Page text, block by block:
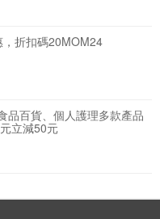
折扣碼20MOM24
品百貨、個人護理多款產品
立減50元